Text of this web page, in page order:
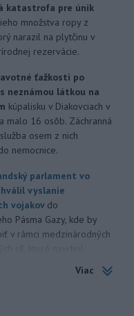
katastrofa pre únik
množstva ropy z
narazil na plytčinu v
rezervácie.
ťažkosti po
neznámou látkou na
kúpalisku v Diakovciach v
malo 16 osôb. Záchranná
osem z nich
nemocnice.
parlament vo
vyslanie
vojakov do
Pásma Gazy, kde by
v rámci medzinárodných
Viac